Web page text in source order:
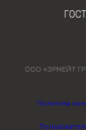
ООО «ЭРМЕЙТ
Политика